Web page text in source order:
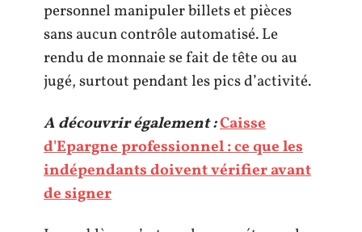
personnel manipuler billets et pièces
sans aucun contrôle automatisé. Le
rendu de monnaie se fait de tête ou au
jugé, surtout pendant les pics d’activité.
A découvrir également :Caisse
d'Epargne professionnel : ce que les
indépendants doivent vérifier avant
de signer